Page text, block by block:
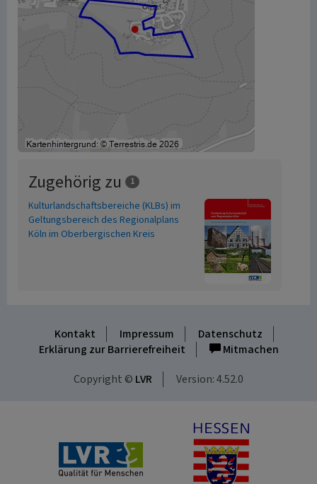
Zugehörig zu 1
Kulturlandschaftsbereiche (KLBs) im
Geltungsbereich des Regionalplans
Köln im Oberbergischen Kreis
Kontakt Impressum
Datenschutz
Erklärung zur Barrierefreiheit
Mitmachen
Copyright © LVR Version: 4.52.0